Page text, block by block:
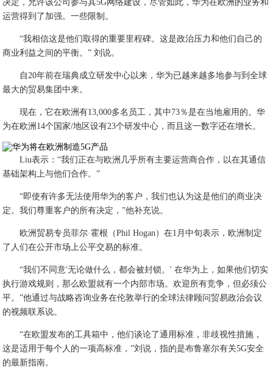
决定，允许该公司参与其5G网络建设，尽管如此，华为在欧洲的业务和
运营得到了加强。一些限制。
“我相信这是他们取得的重要里程碑。这是政治压力和他们自己的
商业利益之间的平衡。” 刘说。
自20年前在瑞典成立研发中心以来，华为已越来越多地参与到全球
最大的贸易集团中来。
现在，它在欧洲有13,000多名员工，其中73％是在当地雇用的。华
为在欧洲14个国家/地区设有23个研发中心，而且这一数字还在增长。
Liu表示：“我们正在与欧洲几乎所有主要运营商合作，以在其通信
基础架构上与他们合作。”
“即使有许多无法使用华为的客户，我们也认为这是他们的商业决
定。我们尊重客户的所有决定，”他补充说。
欧洲贸易专员菲尔·霍根（Phil Hogan）在1月中旬表示，欧洲制定
了人们在公开市场上公平交易的标准。
“我们不同意'无论做什么，都会被封锁。' 在华为上，如果他们切实
执行游戏规则，那么欧盟就有一个内部市场。欢迎所有竞争，但必须公
平。”他通过与战略咨询业务在伦敦举行的全球法律顾问贸易政治会议
的视频联系说。
“在欧盟发布的工具箱中，他们谈论了通用标准，非歧视性措施，
这是适用于每个人的一项高标准，”刘说，指的是布鲁塞尔有关5G安全
的最新指南。